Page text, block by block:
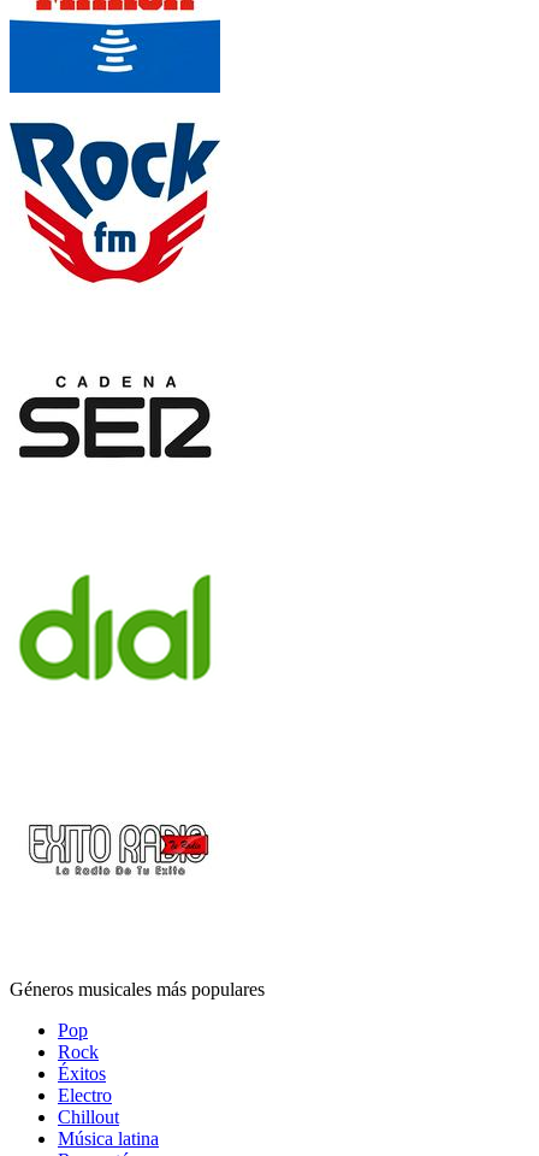
Géneros musicales más populares
Pop
Rock
Éxitos
Electro
Chillout
Música latina